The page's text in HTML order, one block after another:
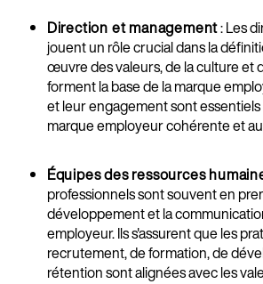
Direction et management: Les
jouent un rôle crucial dans la
œuvre des valeurs, de la culture et
forment la base de la marque
et leur engagement sont
marque employeur cohérente et
Équipes des ressources
professionnels sont souvent en
développement et la
employeur. Ils s'assurent que les
recrutement, de formation, de
rétention sont alignées avec les